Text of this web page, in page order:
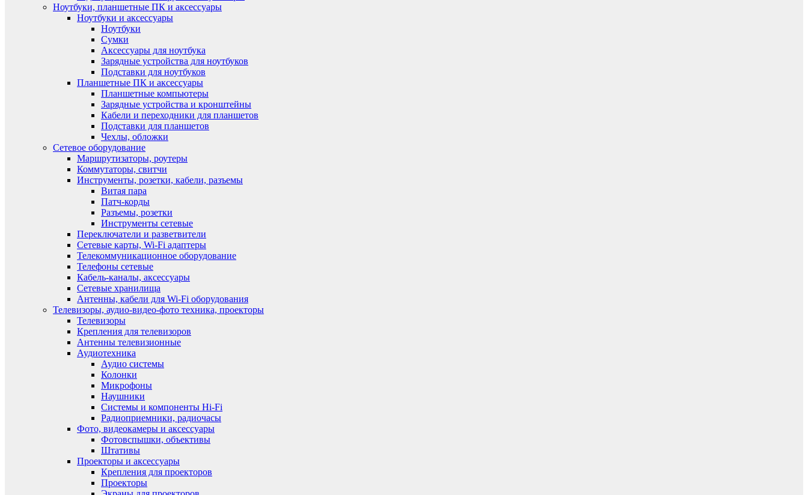
Ноутбуки, планшетные ПК и аксессуары
Ноутбуки и аксессуары
Ноутбуки
Сумки
Аксессуары для ноутбука
Зарядные устройства для ноутбуков
Подставки для ноутбуков
Планшетные ПК и аксессуары
Планшетные компьютеры
Зарядные устройства и кронштейны
Кабели и переходники для планшетов
Подставки для планшетов
Чехлы, обложки
Сетевое оборудование
Маршрутизаторы, роутеры
Коммутаторы, свитчи
Инструменты, розетки, кабели, разъемы
Витая пара
Патч-корды
Разъемы, розетки
Инструменты сетевые
Переключатели и разветвители
Сетевые карты, Wi-Fi адаптеры
Телекоммуникационное оборудование
Телефоны сетевые
Кабель-каналы, аксессуары
Сетевые хранилища
Антенны, кабели для Wi-Fi оборудования
Телевизоры, аудио-видео-фото техника, проекторы
Телевизоры
Крепления для телевизоров
Антенны телевизионные
Аудиотехника
Аудио системы
Колонки
Микрофоны
Наушники
Системы и компоненты Hi-Fi
Радиоприемники, радиочасы
Фото, видеокамеры и аксессуары
Фотовспышки, объективы
Штативы
Проекторы и аксессуары
Крепления для проекторов
Проекторы